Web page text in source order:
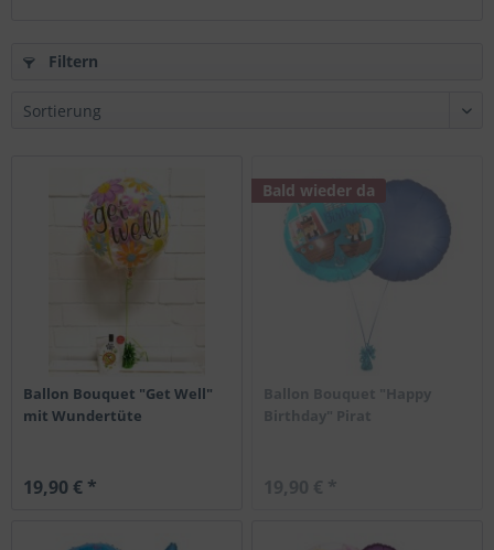
Filtern
Ballon Bouquet "Get Well"
mit Wundertüte
19,90 € *
Bald wieder da
Ballon Bouquet "Happy
Birthday" Pirat
19,90 € *